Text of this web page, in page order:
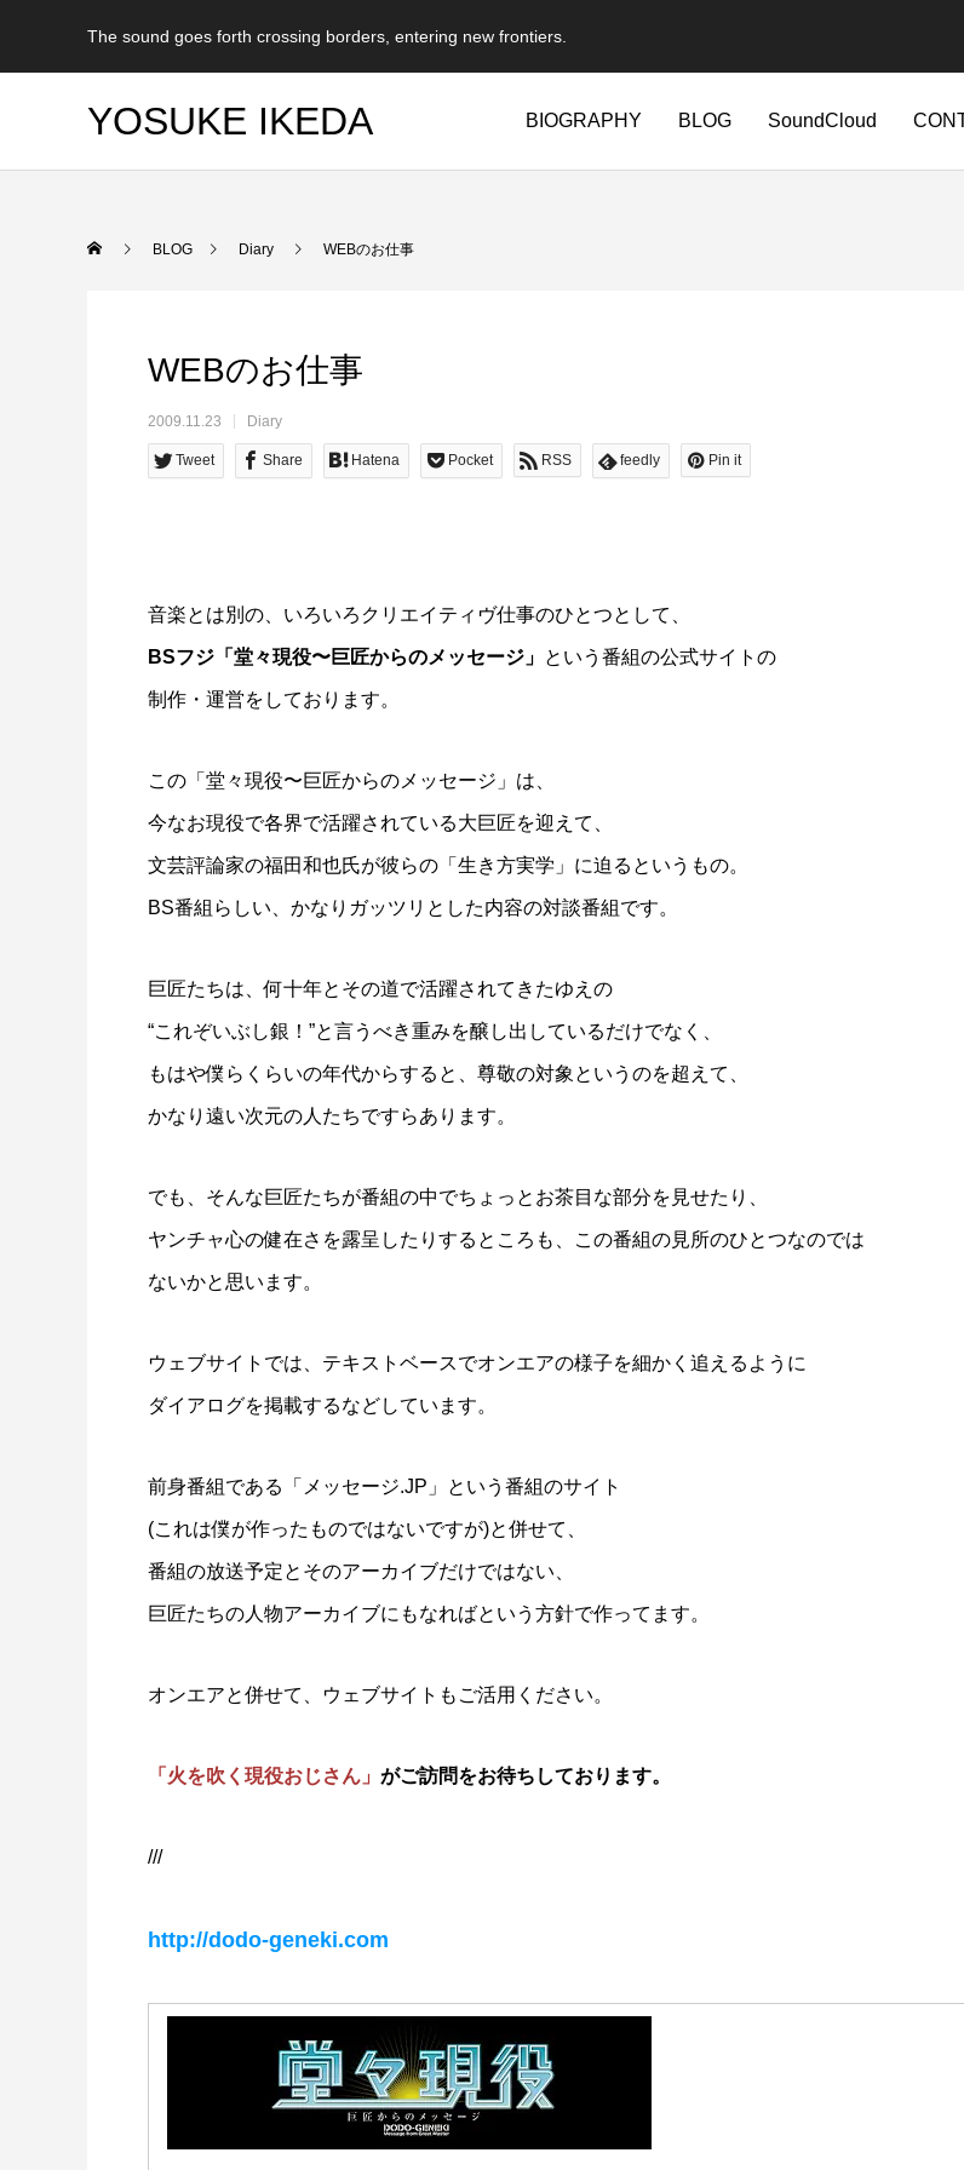
The sound goes forth crossing borders, entering new frontiers.
YOSUKE IKEDA BIOGRAPHY BLOG SoundCloud
BLOG Diary WEBのお仕事
WEBのお仕事
2009.11.23 Diary
Tweet Share Hatena Pocket RSS feedly Pin it
音楽とは別の、いろいろクリエイティヴ仕事のひとつとして、
BSフジ「堂々現役〜巨匠からのメッセージ」 という番組の公式サイトの
制作・運営をしております。
この「堂々現役〜巨匠からのメッセージ」は、
今なお現役で各界で活躍されている大巨匠を迎えて、
文芸評論家の福田和也氏が彼らの「生き方実学」に迫るというもの。
BS番組らしい、かなりガッツリとした内容の対談番組です。
巨匠たちは、何十年とその道で活躍されてきたゆえの
“これぞいぶし銀！”と言うべき重みを醸し出しているだけでなく、
もはや僕らくらいの年代からすると、尊敬の対象というのを超えて、
かなり遠い次元の人たちですらあります。
でも、そんな巨匠たちが番組の中でちょっとお茶目な部分を見せたり、
ヤンチャ心の健在さを露呈したりするところも、この番組の見所のひとつなのでは
ないかと思います。
ウェブサイトでは、テキストベースでオンエアの様子を細かく追えるように
ダイアログを掲載するなどしています。
前身番組である「メッセージ.JP」という番組のサイト
(これは僕が作ったものではないですが)と併せて、
番組の放送予定とそのアーカイブだけではない、
巨匠たちの人物アーカイブにもなればという方針で作ってます。
オンエアと併せて、ウェブサイトもご活用ください。
「火を吹く現役おじさん」 がご訪問をお待ちしております。
///
http://dodo-geneki.com